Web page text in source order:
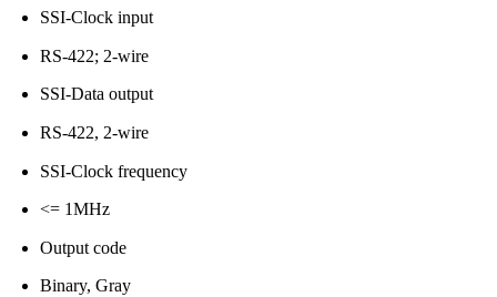
SSI-Clock input
RS-422; 2-wire
SSI-Data output
RS-422, 2-wire
SSI-Clock frequency
<= 1MHz
Output code
Binary, Gray